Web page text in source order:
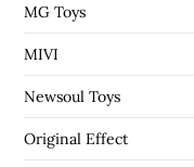
MG Toys
MIVI
Newsoul Toys
Original Effect